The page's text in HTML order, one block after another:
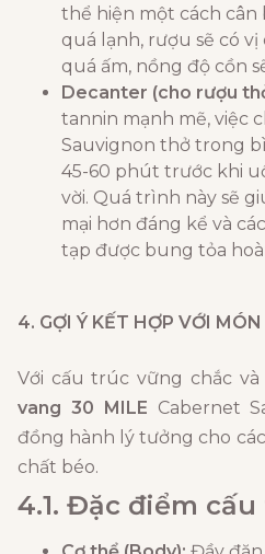
thể hiện một cách
quá lạnh, rượu sẽ có
quá ấm, nồng độ cồn
Decanter (cho rượu
tannin mạnh mẽ, việc
Sauvignon thở trong
45-60 phút trước khi
vời. Quá trình này sẽ
mại hơn đáng kể và
tạp được bung tỏa
4. GỢI Ý KẾT HỢP VỚI MÓN
Với cấu trúc vững chắc
vang 30 MILE Cabernet
đồng hành lý tưởng cho
chất béo.
4.1. Đặc điểm